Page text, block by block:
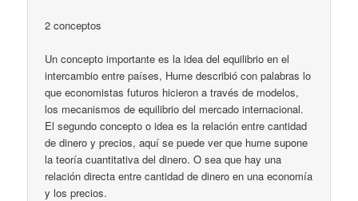
2 conceptos
Un concepto importante es la idea del equilibrio en el
intercambio entre países, Hume describió con palabras lo
que economistas futuros hicieron a través de modelos,
los mecanismos de equilibrio del mercado internacional.
El segundo concepto o idea es la relación entre cantidad
de dinero y precios, aquí se puede ver que hume supone
la teoría cuantitativa del dinero. O sea que hay una
relación directa entre cantidad de dinero en una economía
y los precios.